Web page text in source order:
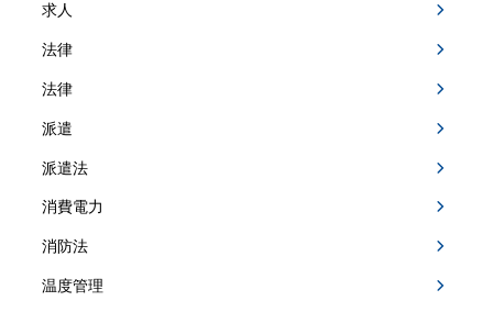
求人
法律
法律
派遣
派遣法
消費電力
消防法
温度管理